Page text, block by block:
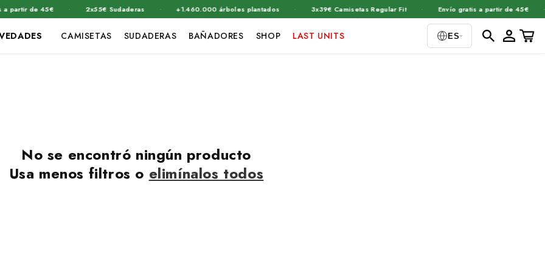
partir de 45€ 2x55€ Sudaderas +1.460.000 árboles plantados 3x39€ Camisetas Regular Fit Envío gratis a partir de 45€
CAMISETAS SUDADERAS BAÑADORES SHOP LAST UNITS ES Iniciar
sesiónCarrito
No se encontró ningún producto
Usa menos filtros o elimínalos todos